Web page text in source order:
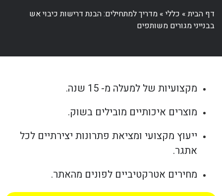
דף הבית» כללי» מדריך למתחילים: הבנת דרישות כיבוי אש
בבנייני מגורים משותפים
מקצועיות של למעלה מ- 15 שנה.
מוצרים איכותיים מובילים בשוק.
ייעוץ מקצועי ומציאת פתרונות יצירתיים לכל
אתגר.
מחירים אטרקטיביים לפונים מהאתר.